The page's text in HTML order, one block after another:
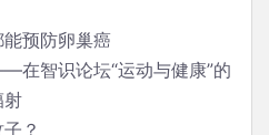
预防卵巢癌
在智识论坛“运动与健康”的
射
？